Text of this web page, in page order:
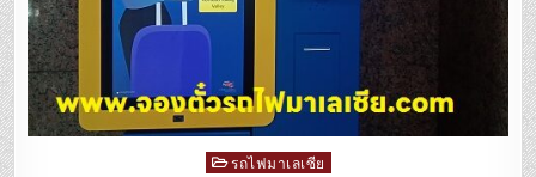
Posted
รถไฟมาเลเซีย